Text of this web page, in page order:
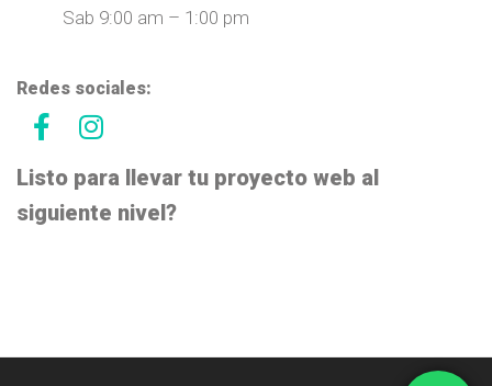
Sab 9:00 am – 1:00 pm
Redes sociales:
Listo para llevar tu proyecto web al
siguiente nivel?